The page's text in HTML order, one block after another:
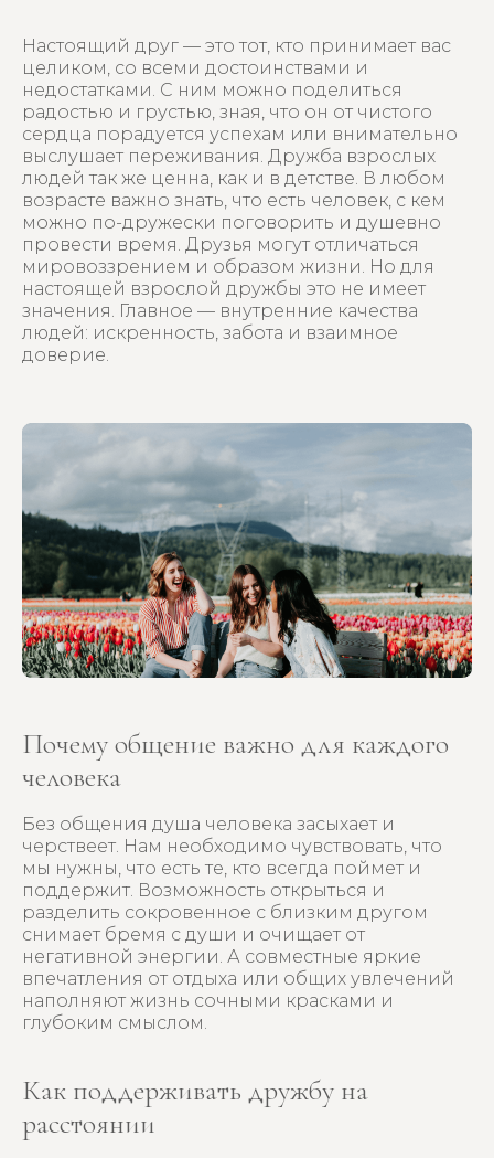
Настоящий друг — это тот, кто принимает вас
целиком, со всеми достоинствами и
недостатками. С ним можно поделиться
радостью и грустью, зная, что он от чистого
сердца порадуется успехам или внимательно
выслушает переживания. Дружба взрослых
людей так же ценна, как и в детстве. В любом
возрасте важно знать, что есть человек, с кем
можно по-дружески поговорить и душевно
провести время. Друзья могут отличаться
мировоззрением и образом жизни. Но для
настоящей взрослой дружбы это не имеет
значения. Главное — внутренние качества
людей: искренность, забота и взаимное
доверие.
Почему общение важно для каждого
человека
Без общения душа человека засыхает и
черствеет. Нам необходимо чувствовать, что
мы нужны, что есть те, кто всегда поймет и
поддержит. Возможность открыться и
разделить сокровенное с близким другом
снимает бремя с души и очищает от
негативной энергии. А совместные яркие
впечатления от отдыха или общих увлечений
наполняют жизнь сочными красками и
глубоким смыслом.
Как поддерживать дружбу на
расстоянии